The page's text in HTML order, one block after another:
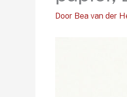
Door Bea van der